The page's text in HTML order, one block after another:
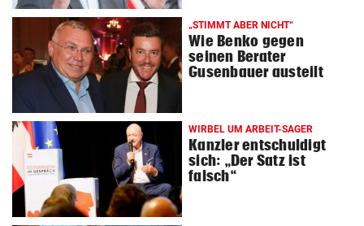
„STIMMT ABER NICHT“
Wie Benko gegen
seinen Berater
Gusenbauer austeilt
WIRBEL UM ARBEIT-SAGER
Kanzler entschuldigt
sich: „Der Satz ist
falsch“